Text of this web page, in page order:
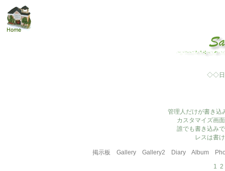
◇◇日
管理人だけが書き込
カスタマイズ画
誰でも書き込み
レスは書
掲示板 Gallery Gallery2 Diary Album
1 2